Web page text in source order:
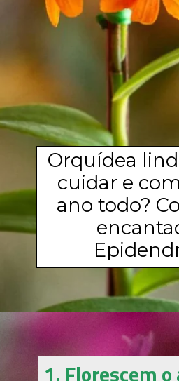
Orquídea
cuidar e
ano todo?
1. Florescem o
1. Florescem o